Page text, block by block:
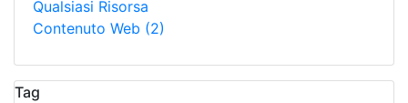
Qualsiasi Risorsa
Contenuto Web (2)
Tag